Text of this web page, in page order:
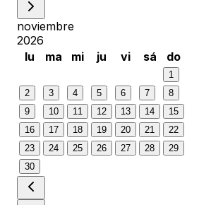
noviembre
2026
lu
ma mi ju vi sá do
1
2
3 4 5 6 7
8
9
10 11 12 13 14
15
16
17 18 19 20 21
22
23
24 25 26 27 28
29
30